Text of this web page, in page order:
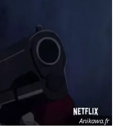
Anikawa.fr